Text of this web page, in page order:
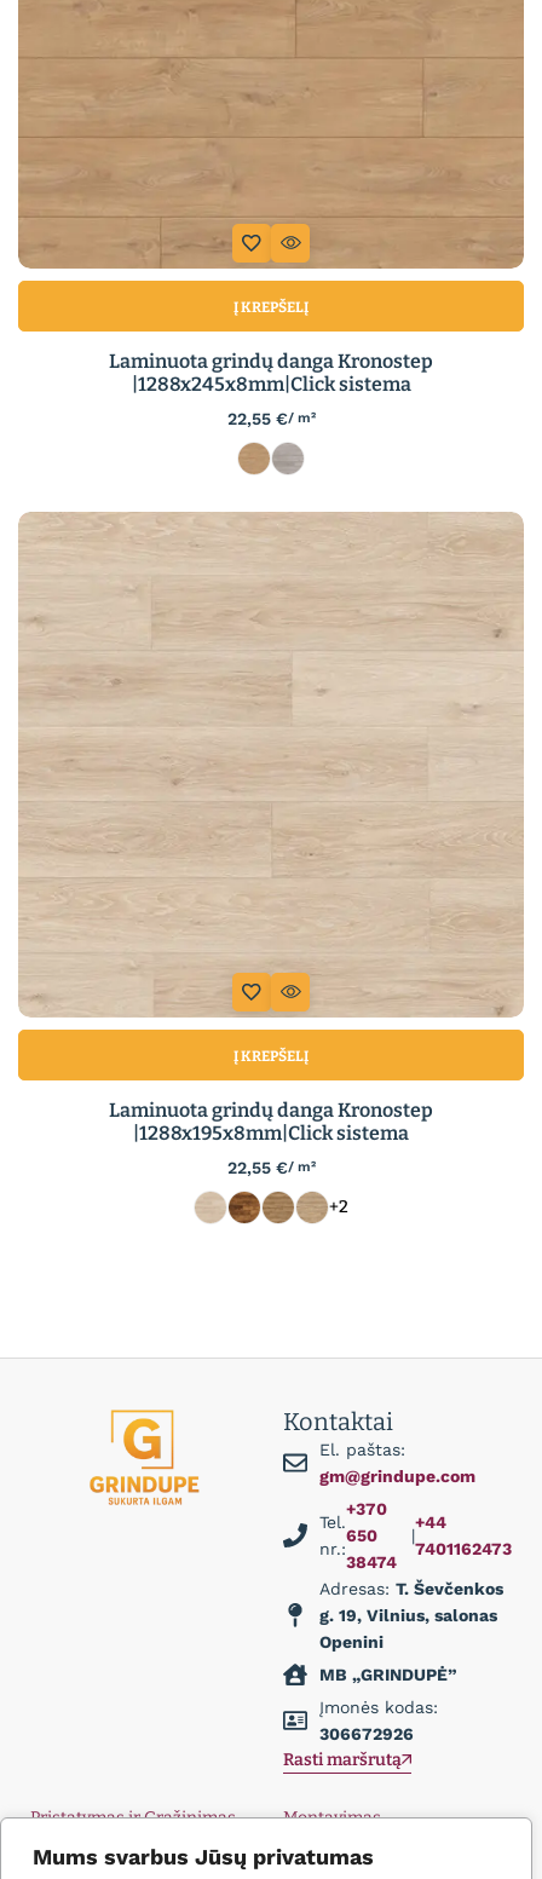
Mums svarbus Jūsų privatumas
Į KREPŠELĮ
Laminuota grindų danga Kronostep
|1288x245x8mm|Click sistema
22,55 €/ m²
Į KREPŠELĮ
Laminuota grindų danga Kronostep
|1288x195x8mm|Click sistema
22,55 €/ m²
+2
Kontaktai
El. paštas:
gm@grindupe.com
Tel.
nr.:
+370
650
38474
|
+44
7401162473
Adresas: T. Ševčenkos
g. 19, Vilnius, salonas
Openini
MB „GRINDUPĖ”
Įmonės kodas:
306672926
Rasti maršrutą
Pristatymas ir Grąžinimas
Privatumo politika
Montavimas
Didmena